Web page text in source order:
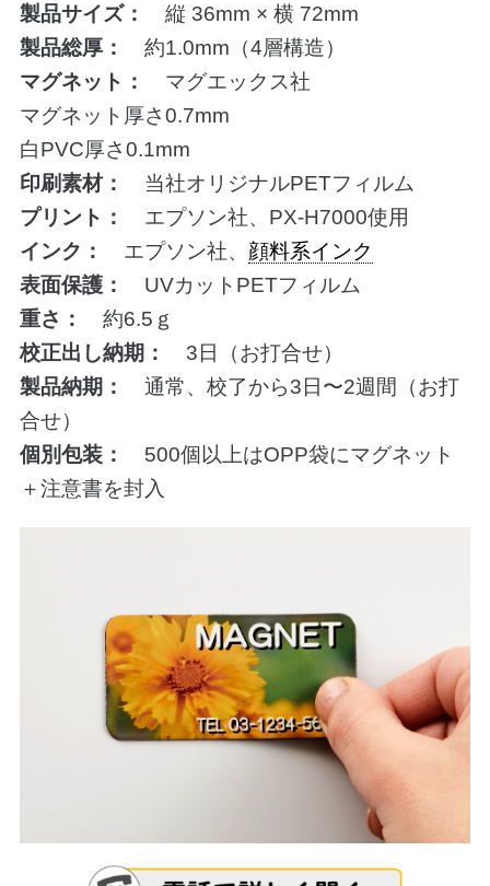
製品サイズ： 縦 36mm × 横 72mm
製品総厚：
約1.0mm（4層構造）
マグネット：
マグエックス社
マグネット厚さ0.7mm
白PVC厚さ0.1mm
印刷素材：
当社オリジナルPETフィルム
プリント：
エプソン社、PX-H7000使用
インク：
エプソン社、 顔料系インク
表面保護：
UVカットPETフィルム
重さ：
約6.5ｇ
校正出し納期：
3日（お打合せ）
製品納期：
通常、校了から3日〜2週間（お打
合せ）
個別包装：
500個以上はOPP袋にマグネット
＋注意書を封入